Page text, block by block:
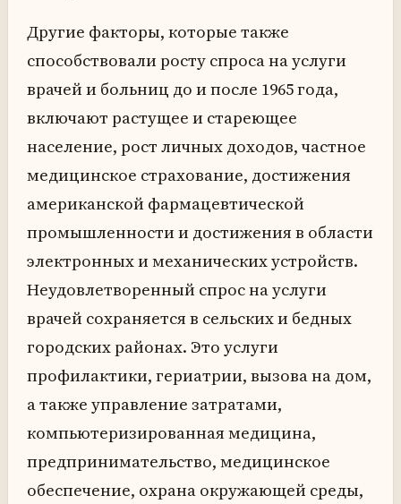
Другие факторы, которые также
способствовали росту спроса на услуги
врачей и больниц до и после 1965 года,
включают растущее и стареющее
население, рост личных доходов, частное
медицинское страхование, достижения
американской фармацевтической
промышленности и достижения в области
электронных и механических устройств.
Неудовлетворенный спрос на услуги
врачей сохраняется в сельских и бедных
городских районах. Это услуги
профилактики, гериатрии, вызова на дом,
а также управление затратами,
компьютеризированная медицина,
предпринимательство, медицинское
обеспечение, охрана окружающей среды,